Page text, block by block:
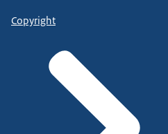
Copyright